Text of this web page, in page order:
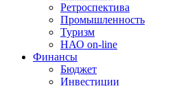
Ретроспектива
Промышленность
Туризм
НАО on-line
Финансы
Бюджет
Инвестиции